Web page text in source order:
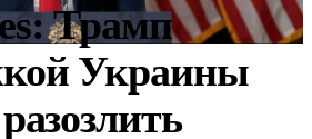
Трамп
Украины